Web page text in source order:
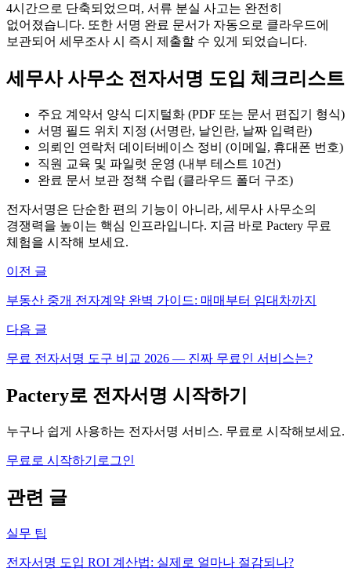
4시간으로 단축되었으며, 서류 분실 사고는 완전히
없어졌습니다. 또한 서명 완료 문서가 자동으로 클라우드에
보관되어 세무조사 시 즉시 제출할 수 있게 되었습니다.
세무사 사무소 전자서명 도입 체크리스트
주요 계약서 양식 디지털화 (PDF 또는 문서 편집기 형식)
서명 필드 위치 지정 (서명란, 날인란, 날짜 입력란)
의뢰인 연락처 데이터베이스 정비 (이메일, 휴대폰 번호)
직원 교육 및 파일럿 운영 (내부 테스트 10건)
완료 문서 보관 정책 수립 (클라우드 폴더 구조)
전자서명은 단순한 편의 기능이 아니라, 세무사 사무소의
경쟁력을 높이는 핵심 인프라입니다. 지금 바로 Pactery 무료
체험을 시작해 보세요.
이전 글
부동산 중개 전자계약 완벽 가이드: 매매부터 임대차까지
다음 글
무료 전자서명 도구 비교 2026 — 진짜 무료인 서비스는?
Pactery로 전자서명 시작하기
누구나 쉽게 사용하는 전자서명 서비스. 무료로 시작해보세요.
무료로 시작하기 로그인
관련 글
실무 팁
전자서명 도입 ROI 계산법: 실제로 얼마나 절감되나?